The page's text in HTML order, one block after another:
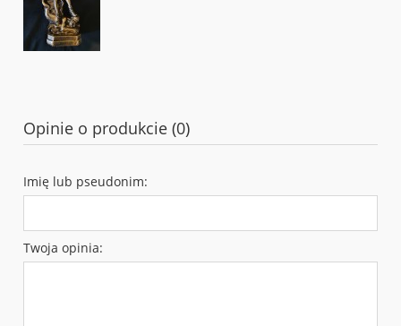
Opinie o produkcie (0)
Imię lub pseudonim:
Twoja opinia: